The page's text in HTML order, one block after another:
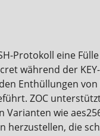
Protokoll eine
während der
Enthüllungen
ZOC
Varianten wie
herzustellen, die